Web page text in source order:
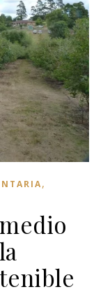
,